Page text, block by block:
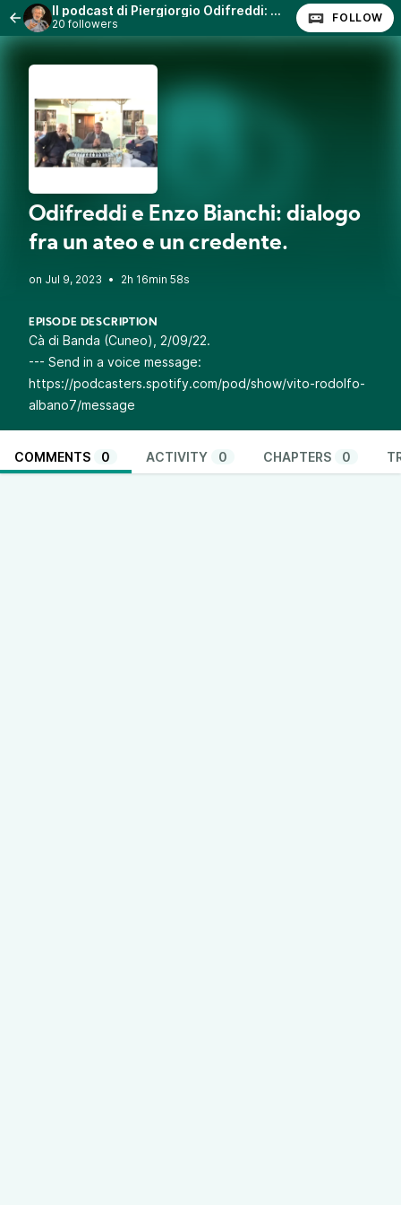
Il podcast di Piergiorgio Odifreddi: Lezioni e Conferenze.
20 followers FOLLOW
Odifreddi e Enzo Bianchi: dialogo
fra un ateo e un credente.
• 2h 16min 58s
EPISODE DESCRIPTION
Cà di Banda (Cuneo), 2/09/22.
--- Send in a voice message:
https://podcasters.spotify.com/pod/show/vito-rodolfo-
albano7/message
COMMENTS 0 ACTIVITY 0 CHAPTERS 0